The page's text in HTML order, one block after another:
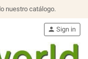
nuestro catálogo.
person Sign in